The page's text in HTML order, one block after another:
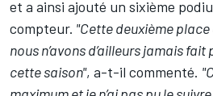
et a ainsi ajouté un sixième
compteur. "Cette deuxième
nous n’avons d’ailleurs jamais
cette saison", a-t-il commenté.